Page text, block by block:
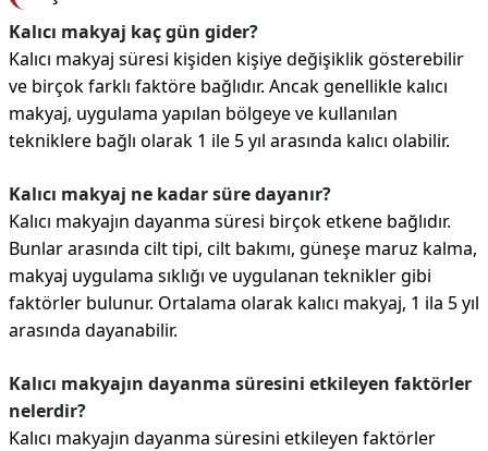
Kalıcı makyaj kaç gün gider?
Kalıcı makyaj süresi kişiden kişiye değişiklik gösterebilir
ve birçok farklı faktöre bağlıdır. Ancak genellikle kalıcı
makyaj, uygulama yapılan bölgeye ve kullanılan
tekniklere bağlı olarak 1 ile 5 yıl arasında kalıcı olabilir.
Kalıcı makyaj ne kadar süre dayanır?
Kalıcı makyajın dayanma süresi birçok etkene bağlıdır.
Bunlar arasında cilt tipi, cilt bakımı, güneşe maruz kalma,
makyaj uygulama sıklığı ve uygulanan teknikler gibi
faktörler bulunur. Ortalama olarak kalıcı makyaj, 1 ila 5 yıl
arasında dayanabilir.
Kalıcı makyajın dayanma süresini etkileyen faktörler
nelerdir?
Kalıcı makyajın dayanma süresini etkileyen faktörler